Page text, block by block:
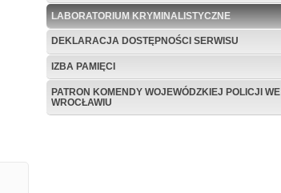
LABORATORIUM KRYMINALISTYCZNE
DEKLARACJA DOSTĘPNOŚCI SERWISU
IZBA PAMIĘCI
PATRON KOMENDY WOJEWÓDZKIEJ POLICJI WE
WROCŁAWIU